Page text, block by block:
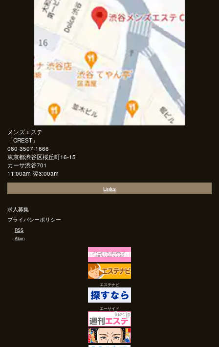
メンズエステ
「CREST 」
080-3507-1666
東京都渋谷区桜丘町16-15
カーサ渋谷701
11:00am-翌3:00am
Links
求人募集
プライバシーポリシー
RSS
Atom
エステナビ
エーサイド